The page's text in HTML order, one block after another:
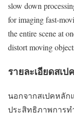
slow down
for imaging fast-
the entire scene at
distort moving
รายละเอียดสเ
นอกจากสเปคหลั
ประสิทธิภาพการท